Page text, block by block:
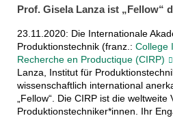
Prof. Gisela Lanza ist „Fellow“
23.11.2020: Die Internationale
Produktionstechnik (franz.: College
Recherche en Productique (CIRP)
Lanza, Institut für
wissenschaftlich international
„Fellow“. Die CIRP ist die
Produktionstechniker*innen. Ihr